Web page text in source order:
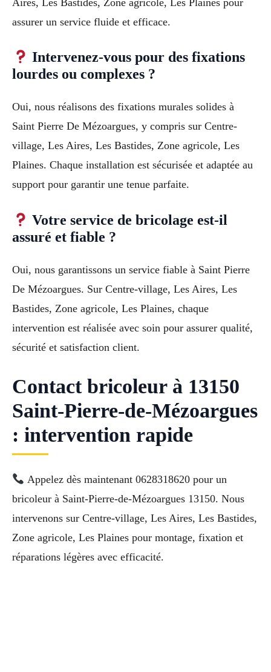
assurer un service fluide et efficace.
Intervenez-vous pour des fixations
lourdes ou complexes ?
Oui, nous réalisons des fixations murales solides à
Saint Pierre De Mézoargues, y compris sur Centre-
village, Les Aires, Les Bastides, Zone agricole, Les
Plaines. Chaque installation est sécurisée et adaptée au
support pour garantir une tenue parfaite.
Votre service de bricolage est-il
assuré et fiable ?
Oui, nous garantissons un service fiable à Saint Pierre
De Mézoargues. Sur Centre-village, Les Aires, Les
Bastides, Zone agricole, Les Plaines, chaque
intervention est réalisée avec soin pour assurer qualité,
sécurité et satisfaction client.
Contact bricoleur à 13150
Saint-Pierre-de-Mézoargues
: intervention rapide
Appelez dès maintenant 0628318620 pour un
bricoleur à Saint-Pierre-de-Mézoargues 13150. Nous
intervenons sur Centre-village, Les Aires, Les Bastides,
Zone agricole, Les Plaines pour montage, fixation et
réparations légères avec efficacité.